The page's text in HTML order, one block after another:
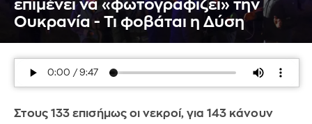
επιμένει να «φωτογραφίζει» την
Ουκρανία - Τι φοβάται η Δύση
Στους 133 επισήμως οι νεκροί, για 143 κάνουν